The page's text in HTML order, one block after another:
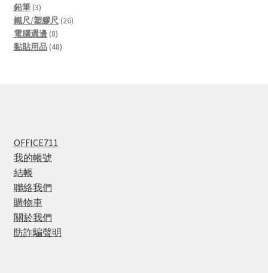
鉛筆 33
products
鐵尺/塑膠尺 2626
電腦週邊 88
products
黏貼用品 4848
OFFICE711
我的帳號
結帳
聯絡我們
購物車
關於我們
防詐騙聲明